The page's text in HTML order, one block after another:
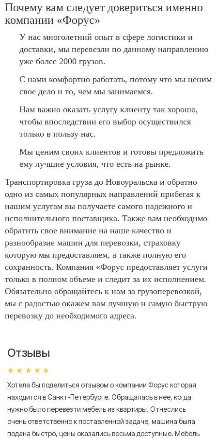
Почему вам следует довериться именно
компании «Форус»
У нас многолетний опыт в сфере логистики и
доставки, мы перевезли по данному направлению
уже более 2000 грузов.
С нами комфортно работать, потому что мы ценим
свое дело и то, чем мы занимаемся.
Нам важно оказать услугу клиенту так хорошо,
чтобы впоследствии его выбор осуществился
только в пользу нас.
Мы ценим своих клиентов и готовы предложить
ему лучшие условия, что есть на рынке.
Транспортировка груза до Новоуральска и обратно
одно из самых популярных направлений прибегая к
нашим услугам вы получаете самого надежного и
исполнительного поставщика. Также вам необходимо
обратить свое внимание на наше качество и
разнообразие машин для перевозки, страховку
которую мы предоставляем, а также полную его
сохранность. Компания «Форус предоставляет услуги
только в полном объеме и следит за их исполнением.
Обязательно обращайтесь к нам за грузоперевозкой,
мы с радостью окажем вам лучшую и самую быструю
перевозку до необходимого адреса.
Отзывы
Хотела бы поделиться отзывом о компании Форус которая
находится в Санкт-Петербурге. Обращалась в нее, когда
нужно было перевезти мебель из квартиры. Отнеслись
очень ответственно к поставленной задаче, машина была
подана быстро, цены оказались весьма доступные. Мебель